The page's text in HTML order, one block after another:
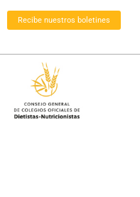
Recibe nuestros boletines